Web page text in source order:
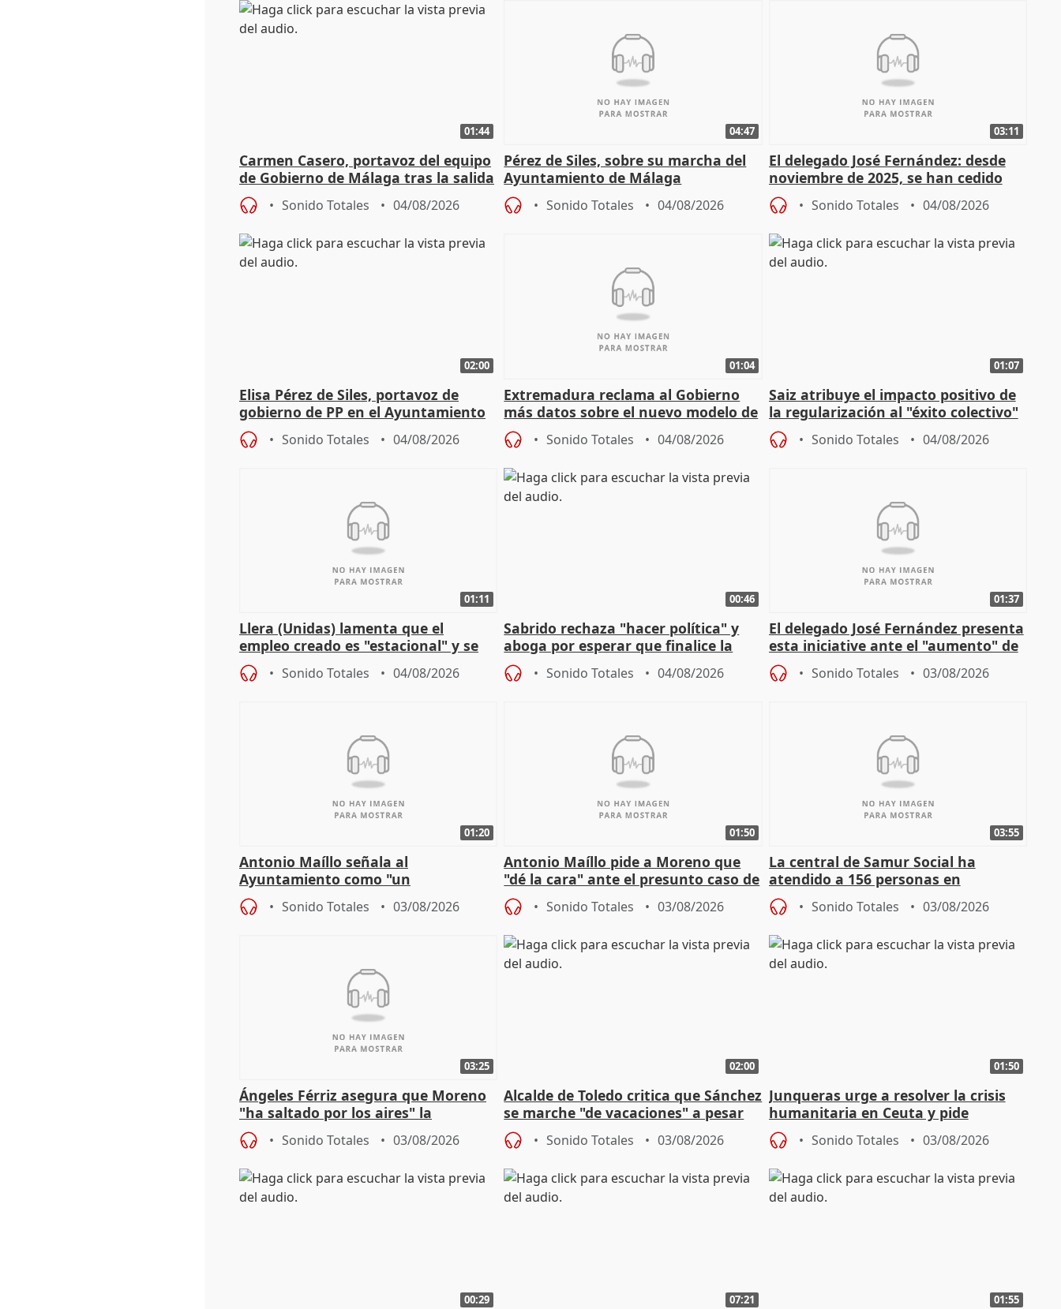
01:44
Carmen Casero, portavoz del equipo
de Gobierno de Málaga tras la salida
de Pérez de Siles
Sonido Totales 04/08/2026
04:47
Pérez de Siles, sobre su marcha del
Ayuntamiento de Málaga
Sonido Totales 04/08/2026
03:11
El delegado José Fernández: desde
noviembre de 2025, se han cedido
9.810 ayudas por nacimiento
Sonido Totales 04/08/2026
02:00
Elisa Pérez de Siles, portavoz de
gobierno de PP en el Ayuntamiento
de Málaga, deja la política
Sonido Totales 04/08/2026
01:04
Extremadura reclama al Gobierno
más datos sobre el nuevo modelo de
financiación
Sonido Totales 04/08/2026
01:07
Saiz atribuye el impacto positivo de
la regularización al "éxito colectivo"
del Gobierno
Sonido Totales 04/08/2026
01:11
Llera (Unidas) lamenta que el
empleo creado es "estacional" y se
"esfumará" al acabar el verano
Sonido Totales 04/08/2026
00:46
Sabrido rechaza "hacer política" y
aboga por esperar que finalice la
investigación del incendio
Sonido Totales 04/08/2026
01:37
El delegado José Fernández presenta
esta iniciative ante el "aumento" de
personas sin hogar en Madri
Sonido Totales 03/08/2026
01:20
Antonio Maíllo señala al
Ayuntamiento como "un
especulador más" sobre viviendas de
Jiménez Becerril
Sonido Totales 03/08/2026
01:50
Antonio Maíllo pide a Moreno que
"dé la cara" ante el presunto caso de
acoso del CEO de ADM
Sonido Totales 03/08/2026
03:55
La central de Samur Social ha
atendido a 156 personas en
situación de calle durante Campaña
de CalorSonido Totales 03/08/2026
03:25
Ángeles Férriz asegura que Moreno
"ha saltado por los aires" la
negociación tras acuerdo con SMA
Sonido Totales 03/08/2026
02:00
Alcalde de Toledo critica que Sánchez
se marche "de vacaciones" a pesar
de la crisis migratoria
Sonido Totales 03/08/2026
01:50
Junqueras urge a resolver la crisis
humanitaria en Ceuta y pide
responsabilidad a la UE
Sonido Totales 03/08/2026
00:29 07:21 01:55